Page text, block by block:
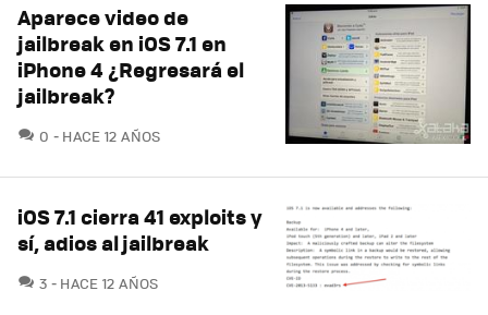
Aparece video de
jailbreak en iOS 7.1 en
iPhone 4 ¿Regresará el
jailbreak?
0 COMENTARIOS
HACE 12 AÑOS
iOS 7.1 cierra 41 exploits y
sí, adios al jailbreak
3 COMENTARIOS
HACE 12 AÑOS